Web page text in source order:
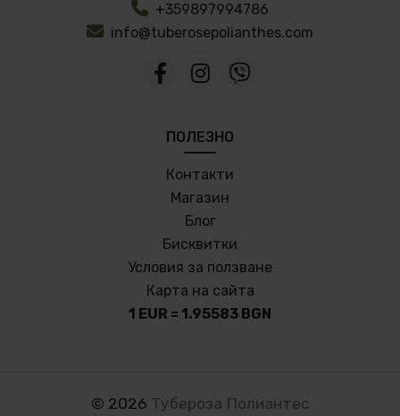
+359897994786
info@tuberosepolianthes.com
ПОЛЕЗНО
Контакти
Магазин
Блог
Бисквитки
Условия за ползване
Карта на сайта
1 EUR = 1.95583 BGN
© 2026 Тубероза Полиантес